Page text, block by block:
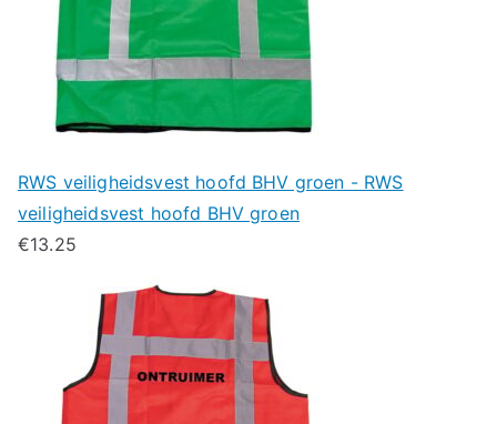
RWS veiligheidsvest hoofd BHV groen - RWS
veiligheidsvest hoofd BHV groen
€13.25